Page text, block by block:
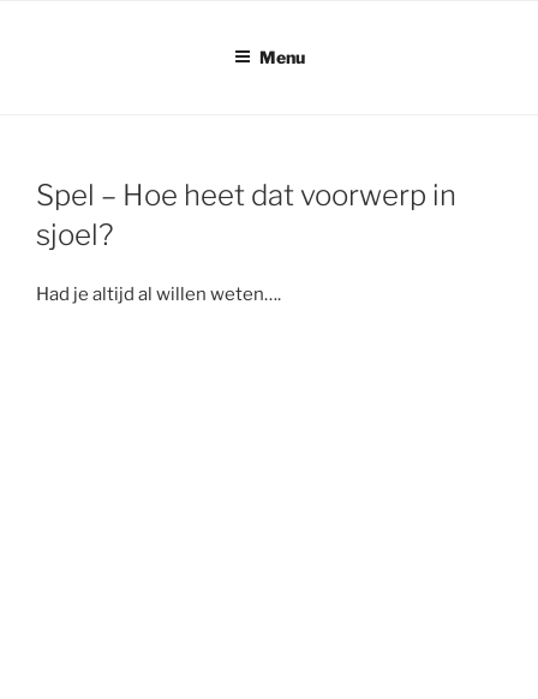
Menu
Spel – Hoe heet dat voorwerp in
sjoel?
Had je altijd al willen weten….